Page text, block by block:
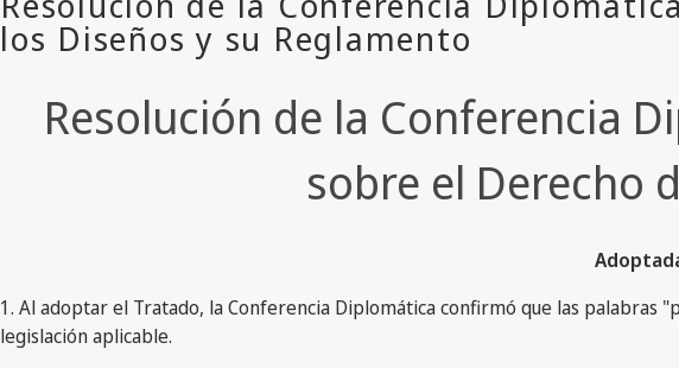
Resolución de la Conferencia
sobre el Derecho
1. Al adoptar el Tratado, la Conferencia Diplomática confirmó que las palabras
legislación aplicable.